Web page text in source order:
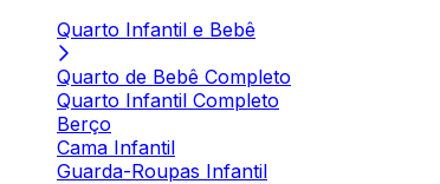
Quarto Infantil e Bebê
Quarto de Bebê Completo
Quarto Infantil Completo
Berço
Cama Infantil
Guarda-Roupas Infantil